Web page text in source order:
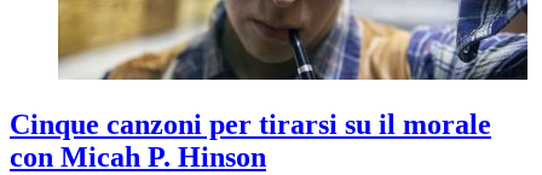
Cinque canzoni per tirarsi su il morale
con Micah P. Hinson